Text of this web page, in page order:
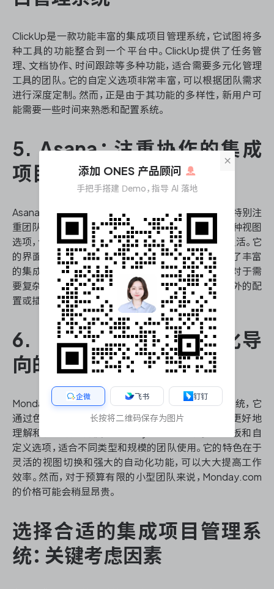
ClickUp是一款功能丰富的集成项目管理系统，它试图将多
种工具的功能整合到一个平台中。ClickUp提供了任务管
理、文档协作、时间跟踪等多种功能，适合需要多元化管理
工具的团队。它的自定义选项非常丰富，可以根据团队需求
进行深度定制。然而，正是由于其功能的多样性，新用户可
能需要一些时间来熟悉和配置系统。
5. Asana：注重协作的集成
项目管理系统
Asana是一款以协作为核心的集成项目管理系统，它特别注
重团队成员之间的沟通和任务分配。Asana提供了多种视图
选项，包括列表、看板和时间线，使得项目管理更加灵活。它
的界面设计简洁美观，用户体验良好。Asana还提供了丰富
的集成选项，可以与多种常用工具无缝对接。不过，对于需
要复杂工作流程管理的团队来说，Asana可能需要额外的配
置或插件支持。
6. Monday.com：可视化导
向的集成项目管理系统
Monday.com是一款强调可视化的集成项目管理系统，它
通过色彩丰富的界面和直观的数据展示，帮助团队更好地
理解和管理项目进度。Monday.com提供了多种模板和自
定义选项，适合不同类型和规模的团队使用。它的特色在于
灵活的视图切换和强大的自动化功能，可以大大提高工作
效率。然而，对于预算有限的小型团队来说，Monday.com
的价格可能会稍显昂贵。
选择合适的集成项目管理系
统：关键考虑因素
×
添加 ONES 产品顾问
手把手搭建 Demo，指导 AI 落地
企微 飞书 钉钉
长按将二维码保存为图片